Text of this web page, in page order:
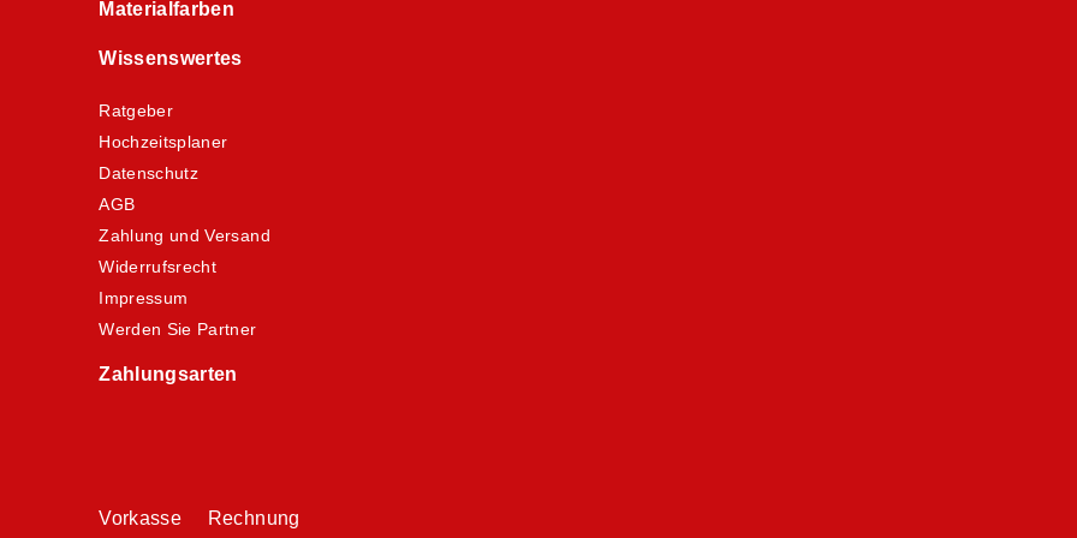
Materialfarben
Wissenswertes
Ratgeber
Hochzeitsplaner
Datenschutz
AGB
Zahlung und Versand
Widerrufsrecht
Impressum
Werden Sie Partner
Zahlungsarten
Vorkasse Rechnung